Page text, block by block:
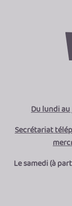
Du lundi
Secrétariat
Le samedi (à